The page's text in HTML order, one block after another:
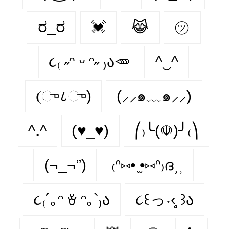
ರ_ರ 💓 😹 ㋡
૮₍ ˶ᵔ ᵕ ᵔ˶ ₎ა🥕 ^‿^
(ு८ு) (⸝⸝๑﹏๑⸝⸝)
^.^ (♥_♥) ⎛₎╰(☫)╯₍⎞
(¬_¬”) ₍ᐢ⑅• ̫•⑅ᐢ₎ദ⸒⸒
૮₍´｡ᵔ ꈊ ᵔ｡`₎ა ૮꒰っ˕‹̥̥̥ ꒱ა